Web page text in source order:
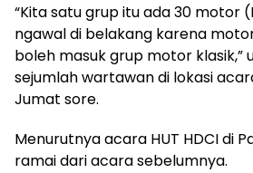
“Kita satu grup itu ada 30 motor
ngawal di belakang karena
boleh masuk grup motor klasik,”
sejumlah wartawan di lokasi
Jumat sore.
Menurutnya acara HUT HDCI di
ramai dari acara sebelumnya.